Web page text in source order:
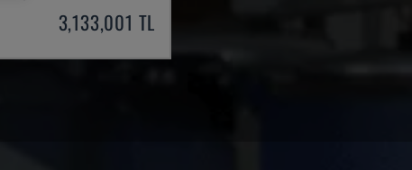
3,133,001 TL